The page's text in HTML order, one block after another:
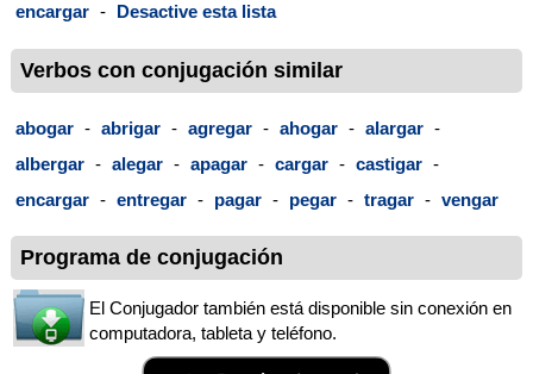
encargar - Desactive esta lista
Verbos con conjugación similar
abogar - abrigar - agregar - ahogar - alargar -
albergar - alegar - apagar - cargar - castigar -
encargar - entregar - pagar - pegar - tragar - vengar
Programa de conjugación
El Conjugador también está disponible sin conexión en
computadora, tableta y teléfono.